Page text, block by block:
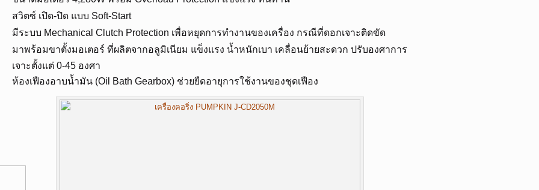
สวิตซ์ เปิด-ปิด แบบ Soft-Start
มีระบบ Mechanical Clutch Protection เพื่อหยุดการทำงานของเครื่อง กรณีที่ดอกเจาะติดขัด
มาพร้อมขาตั้งมอเตอร์ ที่ผลิตจากอลูมิเนียม แข็งแรง น้ำหนักเบา เคลื่อนย้ายสะดวก ปรับองศาการ
เจาะตั้งแต่ 0-45 องศา
ห้องเฟืองอาบน้ำมัน (Oil Bath Gearbox) ช่วยยืดอายุการใช้งานของชุดเฟือง